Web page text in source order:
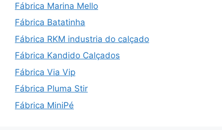
Fábrica Marina Mello
Fábrica Batatinha
Fábrica RKM industria do calçado
Fábrica Kandido Calçados
Fábrica Via Vip
Fábrica Pluma Stir
Fábrica MiniPé